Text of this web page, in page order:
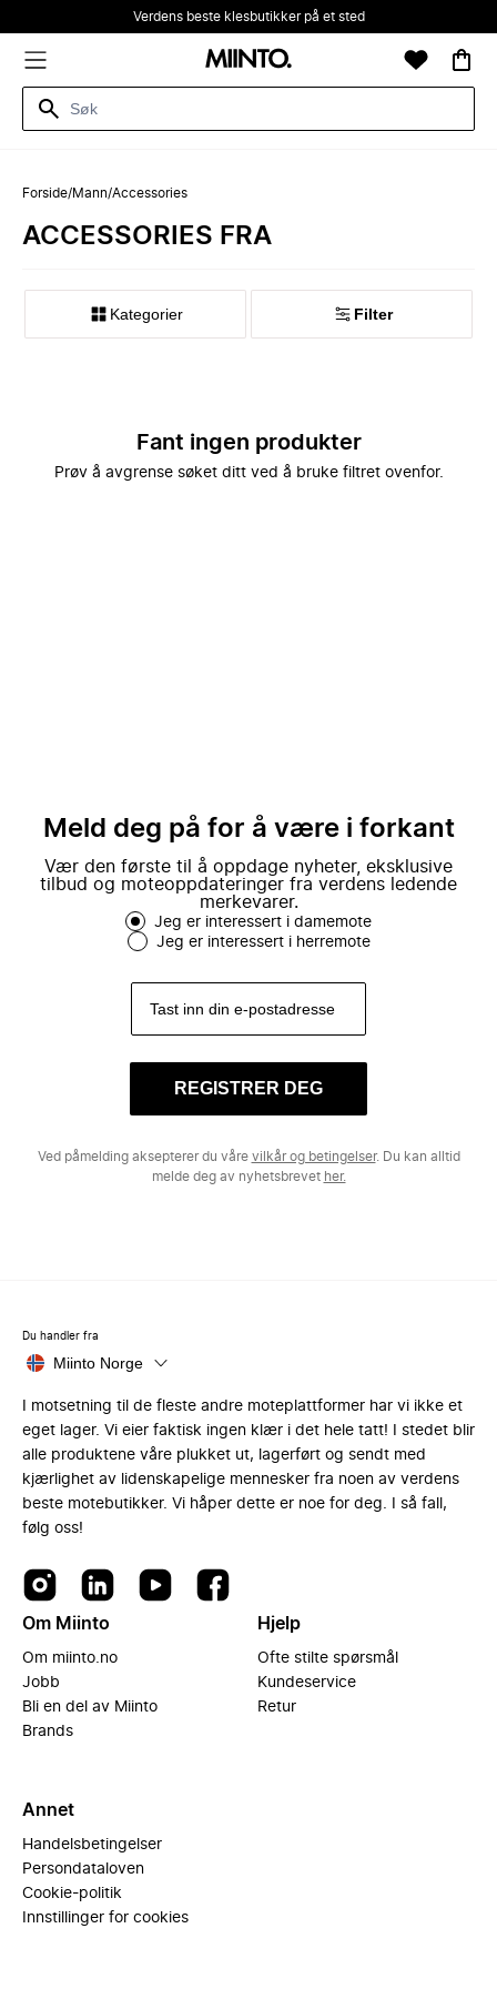
Verdens beste klesbutikker på et sted
Forside/Mann/Accessories
ACCESSORIES FRA
Kategorier Filter
Fant ingen produkter
Prøv å avgrense søket ditt ved å bruke filtret ovenfor.
Meld deg på for å være i forkant
Vær den første til å oppdage nyheter, eksklusive
tilbud og moteoppdateringer fra verdens ledende
merkevarer.
Jeg er interessert i damemote
Jeg er interessert i herremote
REGISTRER DEG
Ved påmelding aksepterer du våre vilkår og betingelser. Du kan alltid
melde deg av nyhetsbrevet her.
Du handler fra
Miinto Norge
I motsetning til de fleste andre moteplattformer har vi ikke et
eget lager. Vi eier faktisk ingen klær i det hele tatt! I stedet blir
alle produktene våre plukket ut, lagerført og sendt med
kjærlighet av lidenskapelige mennesker fra noen av verdens
beste motebutikker. Vi håper dette er noe for deg. I så fall,
følg oss!
Om Miinto
Om miinto.no
Jobb
Bli en del av Miinto
Brands
Hjelp
Ofte stilte spørsmål
Kundeservice
Retur
Annet
Handelsbetingelser
Persondataloven
Cookie-politik
Innstillinger for cookies